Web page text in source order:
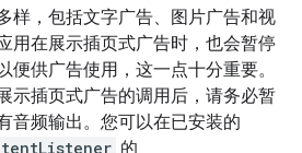
样，包括文字广告、图片广告和视
用在展示插页式广告时，也会暂停
便供广告使用，这一点十分重要。
示插页式广告的调用后，请务必暂
音频输出。您可以在已安装的
的